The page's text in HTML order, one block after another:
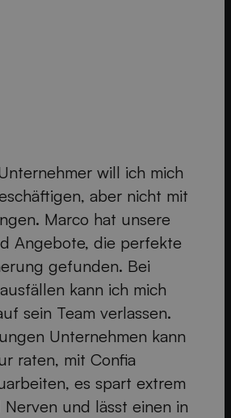
will ich mich
aber nicht mit
Marco hat unsere
Angebote, die perfekte
gefunden. Bei
kann ich mich
sein Team verlassen.
Unternehmen kann
raten, mit Confia
es spart extrem
und lässt einen in